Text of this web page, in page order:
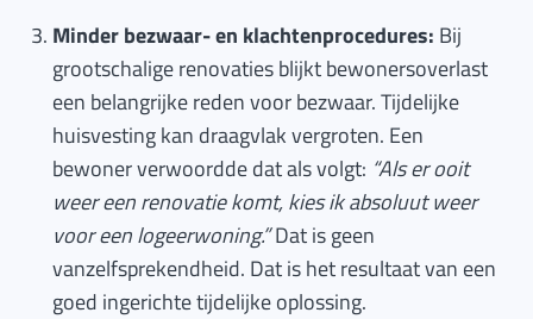
Minder bezwaar- en klachtenprocedures: Bij
grootschalige renovaties blijkt bewonersoverlast
een belangrijke reden voor bezwaar. Tijdelijke
huisvesting kan draagvlak vergroten. Een
bewoner verwoordde dat als volgt: “Als er ooit
weer een renovatie komt, kies ik absoluut weer
voor een logeerwoning.”Dat is geen
vanzelfsprekendheid. Dat is het resultaat van een
goed ingerichte tijdelijke oplossing.